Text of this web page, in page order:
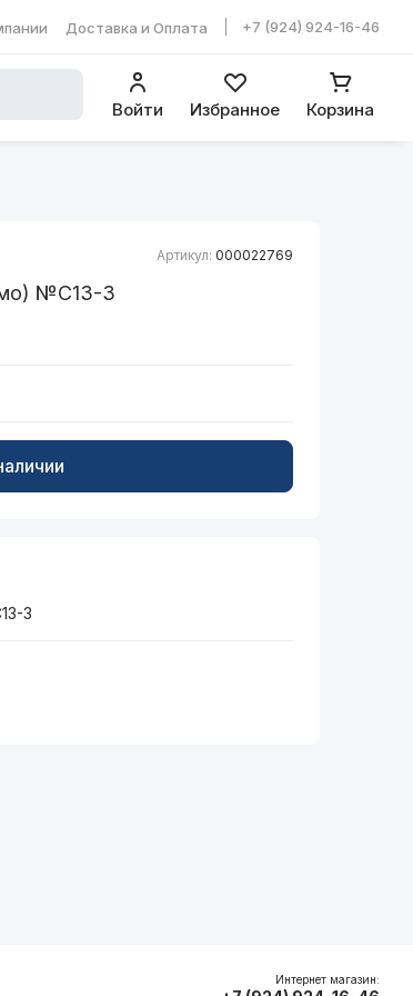
Доставка и Оплата +7 (924) 924-16-46
Войти Избранное Корзина
Артикул: 000022769
№С13-3
3
Интернет магазин: